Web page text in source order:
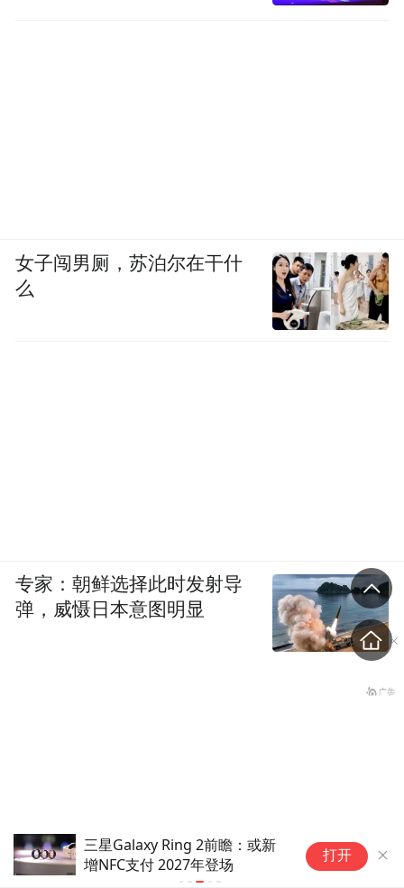
三星Galaxy Ring 2前瞻：或新
增NFC支付 2027年登场
打开
女子闯男厕，苏泊尔在干什
么
专家：朝鲜选择此时发射导
弹，威慑日本意图明显